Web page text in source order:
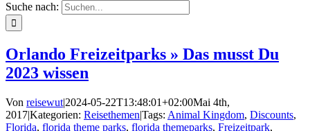
Suche nach:
Orlando Freizeitparks » Das musst Du
2023 wissen
Von reisewut|2024-05-22T13:48:01+02:00Mai 4th,
2017|Kategorien: Reisethemen|Tags: Animal Kingdom, Discounts,
Florida, florida theme parks, florida themeparks, Freizeitpark,